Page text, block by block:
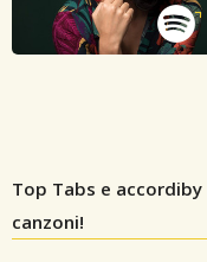
Top Tabs e accordiby
canzoni!